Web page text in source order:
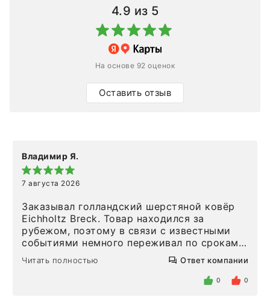
4.9 из 5
На основе 92 оценок
Оставить отзыв
Владимир Я.
7 августа 2026
Заказывал голландский шерстяной ковёр
Eichholtz Breck. Товар находился за
рубежом, поэтому в связи с известными
событиями немного переживал по срокам.
Но homeadore привезли ровно в
определенное в договоре время, без
Читать полностью Ответ компании
0 0